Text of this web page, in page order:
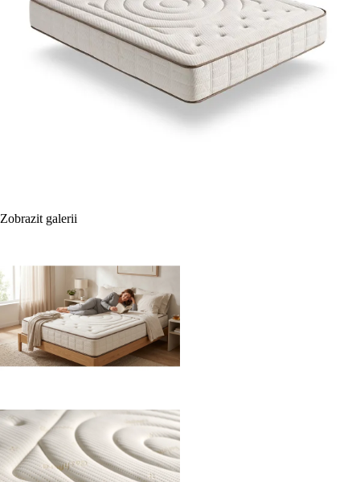
Zobrazit galerii